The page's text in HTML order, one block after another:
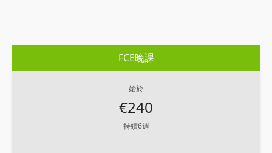
FCE晚課
始於
€240
持續6週